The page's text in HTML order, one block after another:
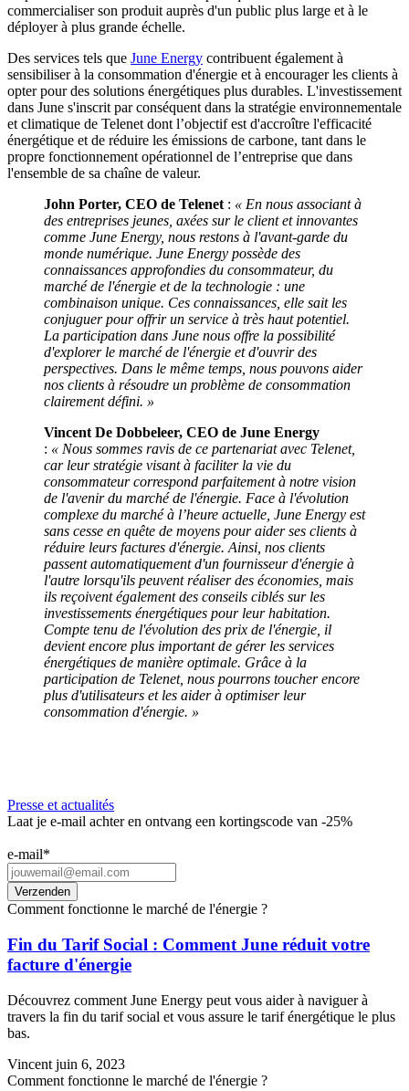
commercialiser son produit auprès d'un public plus large et à le
déployer à plus grande échelle.
Des services tels que June Energy contribuent également à
sensibiliser à la consommation d'énergie et à encourager les clients à
opter pour des solutions énergétiques plus durables. L'investissement
dans June s'inscrit par conséquent dans la stratégie environnementale
et climatique de Telenet dont l’objectif est d'accroître l'efficacité
énergétique et de réduire les émissions de carbone, tant dans le
propre fonctionnement opérationnel de l’entreprise que dans
l'ensemble de sa chaîne de valeur.
John Porter, CEO de Telenet : « En nous associant à
des entreprises jeunes, axées sur le client et innovantes
comme June Energy, nous restons à l'avant-garde du
monde numérique. June Energy possède des
connaissances approfondies du consommateur, du
marché de l'énergie et de la technologie : une
combinaison unique. Ces connaissances, elle sait les
conjuguer pour offrir un service à très haut potentiel.
La participation dans June nous offre la possibilité
d'explorer le marché de l'énergie et d'ouvrir des
perspectives. Dans le même temps, nous pouvons aider
nos clients à résoudre un problème de consommation
clairement défini. »
Vincent De Dobbeleer, CEO de June Energy
: « Nous sommes ravis de ce partenariat avec Telenet,
car leur stratégie visant à faciliter la vie du
consommateur correspond parfaitement à notre vision
de l'avenir du marché de l'énergie. Face à l'évolution
complexe du marché à l’heure actuelle, June Energy est
sans cesse en quête de moyens pour aider ses clients à
réduire leurs factures d'énergie. Ainsi, nos clients
passent automatiquement d'un fournisseur d'énergie à
l'autre lorsqu'ils peuvent réaliser des économies, mais
ils reçoivent également des conseils ciblés sur les
investissements énergétiques pour leur habitation.
Compte tenu de l'évolution des prix de l'énergie, il
devient encore plus important de gérer les services
énergétiques de manière optimale. Grâce à la
participation de Telenet, nous pourrons toucher encore
plus d'utilisateurs et les aider à optimiser leur
consommation d'énergie. »
Presse et actualités
Laat je e-mail achter en ontvang een kortingscode van -25%
e-mail*
Comment fonctionne le marché de l'énergie ?
Fin du Tarif Social : Comment June réduit votre
facture d'énergie
Découvrez comment June Energy peut vous aider à naviguer à
travers la fin du tarif social et vous assure le tarif énergétique le plus
bas.
Vincent juin 6, 2023
Comment fonctionne le marché de l'énergie ?